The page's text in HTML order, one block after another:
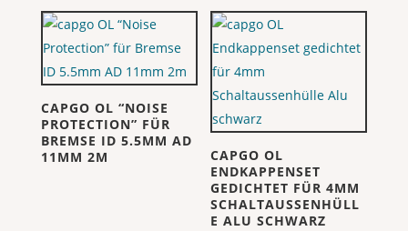
CAPGO OL “NOISE
PROTECTION” FÜR
BREMSE ID 5.5MM AD
11MM 2M
CAPGO OL
ENDKAPPENSET
GEDICHTET FÜR 4MM
SCHALTAUSSENHÜLL
E ALU SCHWARZ